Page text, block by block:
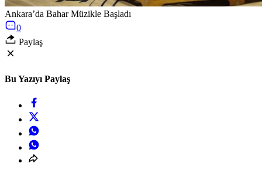
Ankara’da Bahar Müzikle Başladı
0
Paylaş
Bu Yazıyı Paylaş